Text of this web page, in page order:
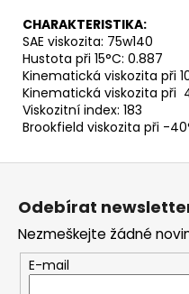
CHARAKTERISTIKA:
SAE viskozita: 75w140
Hustota při 15°C: 0.887
Kinematická viskozita při
Kinematická viskozita při
Viskozitní index: 183
Brookfield viskozita při -
Z
Odebírat
Nezmeškejte žádné
E-mail